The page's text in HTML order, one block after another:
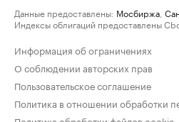
Данные предоставлены: Мосбиржа
Индексы облигаций предоставлены
Информация об ограничениях
О соблюдении авторских прав
Пользовательское соглашение
Политика в отношении обработки